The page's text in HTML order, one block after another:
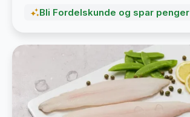
Bli Fordelskunde og spar penger